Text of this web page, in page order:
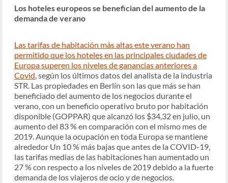
Los hoteles europeos se benefician del aumento de la
demanda de verano
Las tarifas de habitación más altas este verano han
permitido que los hoteles en las principales ciudades de
Europa superen los niveles de ganancias anteriores a
Covid, según los últimos datos del analista de la industria
STR. Las propiedades en Berlín son las que más se han
beneficiado del aumento de los negocios durante el
verano, con un beneficio operativo bruto por habitación
disponible (GOPPAR) que alcanzó los $34,32 en julio, un
aumento del 83 % en comparación con el mismo mes de
2019. Aunque la ocupación en toda Europa se mantiene
alrededor Un 10 % más bajas que antes de la COVID-19,
las tarifas medias de las habitaciones han aumentado un
27 % con respecto a los niveles de 2019 debido a la fuerte
demanda de los viajeros de ocio y de negocios.